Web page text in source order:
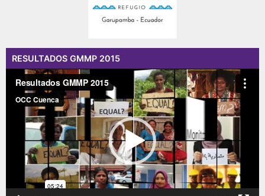
RESULTADOS GMMP 2015
Reproductor